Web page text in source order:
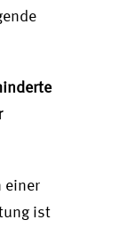
einer
ist